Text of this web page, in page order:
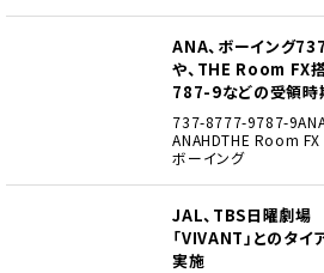
ANA、ボーイング
や、THE Room FX
787-9などの受領時
込みを明らかに
737-8777-9787-9
ANAHDTHE Room FX
ボーイング
JAL、TBS日曜劇場
「VIVANT」とのタイ
実施